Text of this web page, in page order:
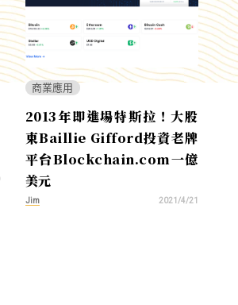
商業應用
2013年即進場特斯拉！大股
東Baillie Gifford投資老牌
平台Blockchain.com一億
美元
Jim 2021/4/21